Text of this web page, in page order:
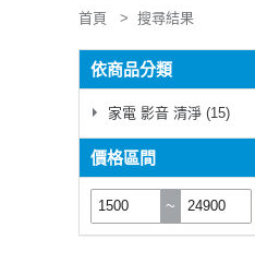
首頁 搜尋結果
依商品分類
家電 影音 清淨 (15)
價格區間
~